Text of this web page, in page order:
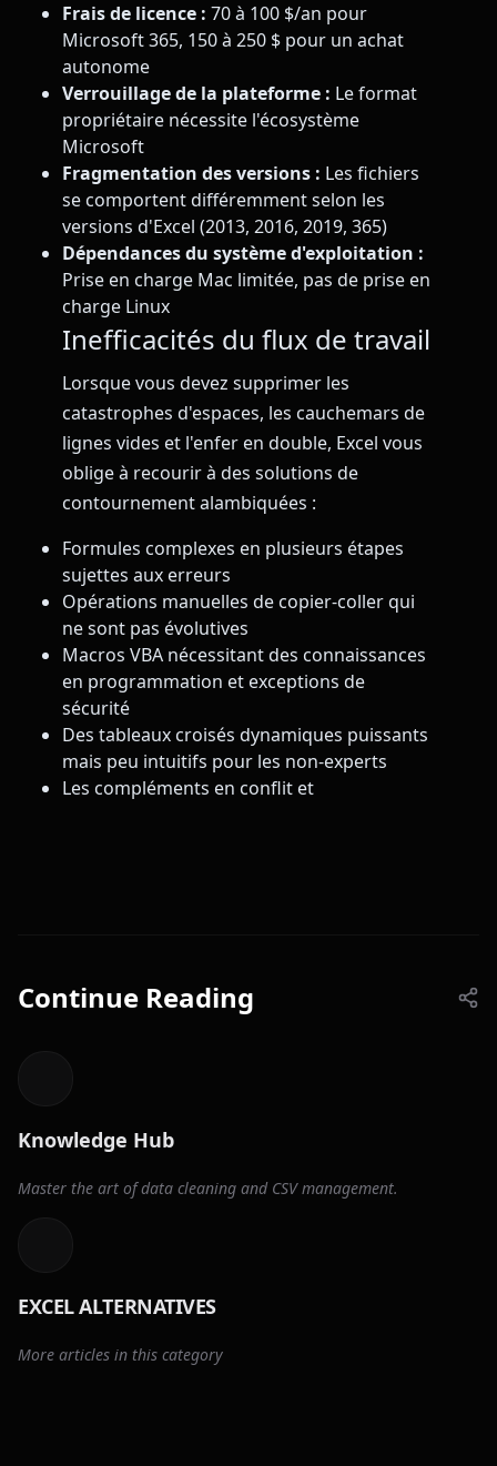
Frais de licence : 70 à 100 $/an pour
Microsoft 365, 150 à 250 $ pour un achat
autonome
Verrouillage de la plateforme : Le format
propriétaire nécessite l'écosystème
Microsoft
Fragmentation des versions : Les fichiers
se comportent différemment selon les
versions d'Excel (2013, 2016, 2019, 365)
Dépendances du système d'exploitation :
Prise en charge Mac limitée, pas de prise en
charge Linux
Inefficacités du flux de travail
Lorsque vous devez supprimer les
catastrophes d'espaces, les cauchemars de
lignes vides et l'enfer en double, Excel vous
oblige à recourir à des solutions de
contournement alambiquées :
Formules complexes en plusieurs étapes
sujettes aux erreurs
Opérations manuelles de copier-coller qui
ne sont pas évolutives
Macros VBA nécessitant des connaissances
en programmation et exceptions de
sécurité
Des tableaux croisés dynamiques puissants
mais peu intuitifs pour les non-experts
Les compléments en conflit et
Continue Reading
Knowledge Hub
Master the art of data cleaning and CSV management.
EXCEL ALTERNATIVES
More articles in this category